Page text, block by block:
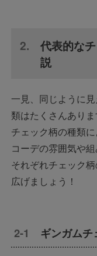
代表的な
説
一見、同じように
類はたくさんありま
チェック柄の種類
コーデの雰囲気や
それぞれチェック
広げましょう！
ギンガムチ